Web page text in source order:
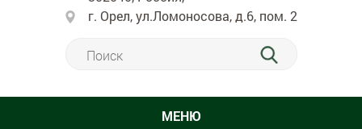
г. Орел, ул.Ломоносова, д.6, пом. 2
МЕНЮ